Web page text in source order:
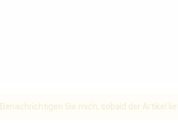
Benachrichtigen Sie mich, sobald der Artikel